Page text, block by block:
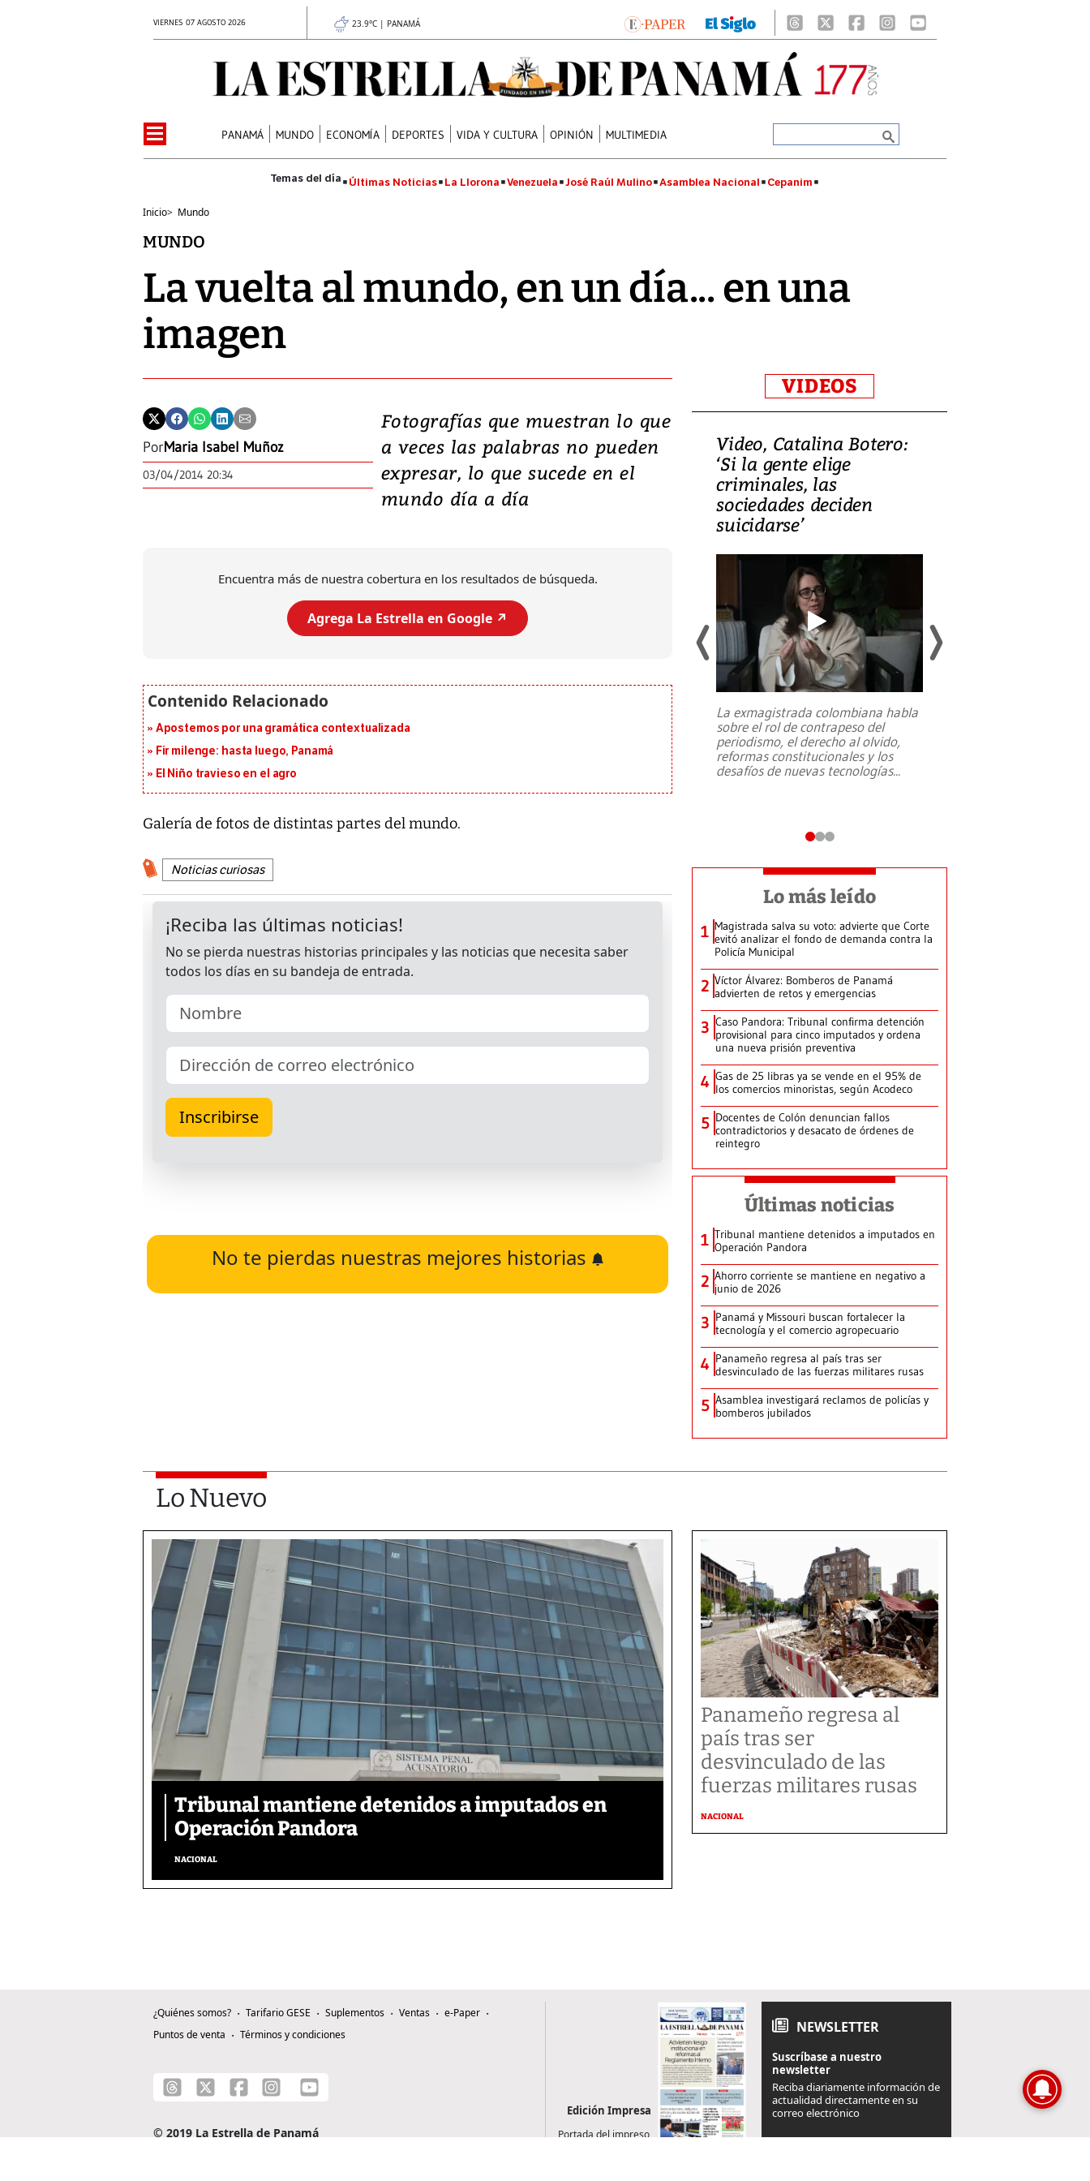
VIERNES 07 AGOSTO 2026 23.9°C | PANAMÁ
PANAMÁ MUNDO ECONOMÍA DEPORTES VIDA Y CULTURA OPINIÓN MULTIMEDIA
Últimas Noticias La Llorona Venezuela José Raúl Mulino Asamblea Nacional Cepanim
Inicio> Mundo
MUNDO
La vuelta al mundo, en un día... en una
imagen
PorMaria Isabel Muñoz
03/04/2014 20:34
Fotografías que muestran lo que
a veces las palabras no pueden
expresar, lo que sucede en el
mundo día a día
Encuentra más de nuestra cobertura en los resultados de búsqueda.
Agrega La Estrella en Google ↗️
Apostemos por una gramática contextualizada
Fir milenge: hasta luego, Panamá
El Niño travieso en el agro
Galería de fotos de distintas partes del mundo.
Noticias curiosas
No te pierdas nuestras mejores historias
VIDEOS
Video, Japón: Terremoto
deja heridos y graves
daños en Kumamoto
7,1 se registró este martes 28 de
Video, Catalina Botero:
‘Si la gente elige
criminales, las
sociedades deciden
suicidarse’
La exmagistrada colombiana habla
sobre el rol de contrapeso del
periodismo, el derecho al olvido,
reformas constitucionales y los
desafíos de nuevas tecnologías...
Lo más leído
1 Magistrada salva su voto: advierte que Corte
evitó analizar el fondo de demanda contra la
Policía Municipal
2 Víctor Álvarez: Bomberos de Panamá
advierten de retos y emergencias
3 Caso Pandora: Tribunal confirma detención
provisional para cinco imputados y ordena
una nueva prisión preventiva
4 Gas de 25 libras ya se vende en el 95% de
los comercios minoristas, según Acodeco
5 Docentes de Colón denuncian fallos
contradictorios y desacato de órdenes de
reintegro
Últimas noticias
1 Tribunal mantiene detenidos a imputados en
Operación Pandora
2 Ahorro corriente se mantiene en negativo a
junio de 2026
3 Panamá y Missouri buscan fortalecer la
tecnología y el comercio agropecuario
4 Panameño regresa al país tras ser
desvinculado de las fuerzas militares rusas
5 Asamblea investigará reclamos de policías y
bomberos jubilados
Lo Nuevo
Tribunal mantiene detenidos a imputados en
Operación Pandora
NACIONAL
Panameño regresa al
país tras ser
desvinculado de las
fuerzas militares rusas
NACIONAL
¿Quiénes somos? Tarifario GESE Suplementos Ventas
e-Paper
Puntos de venta
Términos y condiciones
© 2019 La Estrella de Panamá
Edición Impresa
Portada del impreso
NEWSLETTER
Suscríbase a nuestro
newsletter
Reciba diariamente información de
actualidad directamente en su
correo electrónico